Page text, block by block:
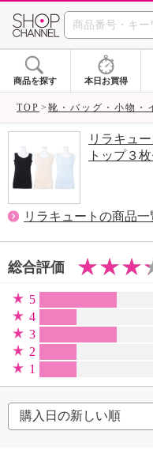
商品を探す 本日お買得
TOP 靴・バッグ・小物・
リラキュ
トップ３
リラキュートの商品一
総合評価
5
4
3
2
1